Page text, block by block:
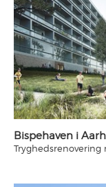
Bispehaven i